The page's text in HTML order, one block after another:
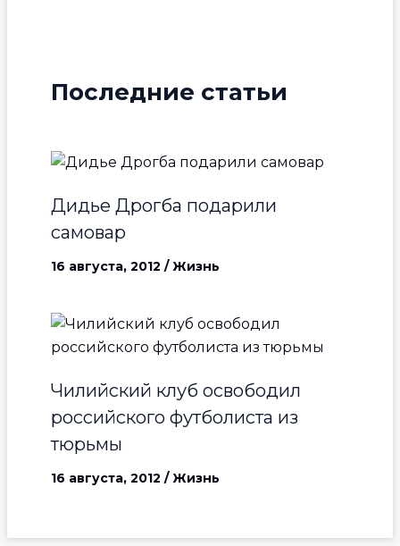
Последние статьи
Дидье Дрогба подарили
самовар
16 августа, 2012 /Жизнь
Чилийский клуб освободил
российского футболиста из
тюрьмы
16 августа, 2012 /Жизнь